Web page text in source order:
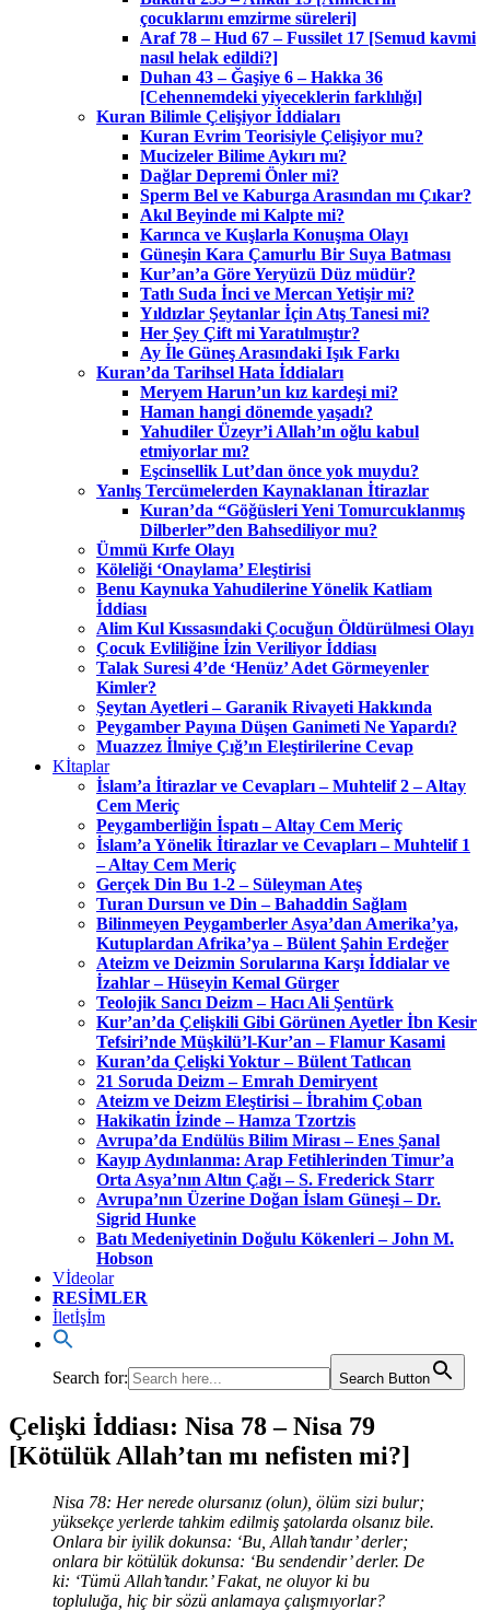
çocuklarını emzirme süreleri]
Araf 78 – Hud 67 – Fussilet 17 [Semud kavmi
nasıl helak edildi?]
Duhan 43 – Ğaşiye 6 – Hakka 36
[Cehennemdeki yiyeceklerin farklılığı]
Kuran Bilimle Çelişiyor İddiaları
Kuran Evrim Teorisiyle Çelişiyor mu?
Mucizeler Bilime Aykırı mı?
Dağlar Depremi Önler mi?
Sperm Bel ve Kaburga Arasından mı Çıkar?
Akıl Beyinde mi Kalpte mi?
Karınca ve Kuşlarla Konuşma Olayı
Güneşin Kara Çamurlu Bir Suya Batması
Kur’an’a Göre Yeryüzü Düz müdür?
Tatlı Suda İnci ve Mercan Yetişir mi?
Yıldızlar Şeytanlar İçin Atış Tanesi mi?
Her Şey Çift mi Yaratılmıştır?
Ay İle Güneş Arasındaki Işık Farkı
Kuran’da Tarihsel Hata İddiaları
Meryem Harun’un kız kardeşi mi?
Haman hangi dönemde yaşadı?
Yahudiler Üzeyr’i Allah’ın oğlu kabul
etmiyorlar mı?
Eşcinsellik Lut’dan önce yok muydu?
Yanlış Tercümelerden Kaynaklanan İtirazlar
Kuran’da “Göğüsleri Yeni Tomurcuklanmış
Dilberler”den Bahsediliyor mu?
Ümmü Kırfe Olayı
Köleliği ‘Onaylama’ Eleştirisi
Benu Kaynuka Yahudilerine Yönelik Katliam
İddiası
Alim Kul Kıssasındaki Çocuğun Öldürülmesi Olayı
Çocuk Evliliğine İzin Veriliyor İddiası
Talak Suresi 4’de ‘Henüz’ Adet Görmeyenler
Kimler?
Şeytan Ayetleri – Garanik Rivayeti Hakkında
Peygamber Payına Düşen Ganimeti Ne Yapardı?
Muazzez İlmiye Çığ’ın Eleştirilerine Cevap
Kİtaplar
İslam’a İtirazlar ve Cevapları – Muhtelif 2 – Altay
Cem Meriç
Peygamberliğin İspatı – Altay Cem Meriç
İslam’a Yönelik İtirazlar ve Cevapları – Muhtelif 1
– Altay Cem Meriç
Gerçek Din Bu 1-2 – Süleyman Ateş
Turan Dursun ve Din – Bahaddin Sağlam
Bilinmeyen Peygamberler Asya’dan Amerika’ya,
Kutuplardan Afrika’ya – Bülent Şahin Erdeğer
Ateizm ve Deizmin Sorularına Karşı İddialar ve
İzahlar – Hüseyin Kemal Gürger
Teolojik Sancı Deizm – Hacı Ali Şentürk
Kur’an’da Çelişkili Gibi Görünen Ayetler İbn Kesir
Tefsiri’nde Müşkilü’l-Kur’an – Flamur Kasami
Kuran’da Çelişki Yoktur – Bülent Tatlıcan
21 Soruda Deizm – Emrah Demiryent
Ateizm ve Deizm Eleştirisi – İbrahim Çoban
Hakikatin İzinde – Hamza Tzortzis
Avrupa’da Endülüs Bilim Mirası – Enes Şanal
Kayıp Aydınlanma: Arap Fetihlerinden Timur’a
Orta Asya’nın Altın Çağı – S. Frederick Starr
Avrupa’nın Üzerine Doğan İslam Güneşi – Dr.
Sigrid Hunke
Batı Medeniyetinin Doğulu Kökenleri – John M.
Hobson
Vİdeolar
RESİMLER
İletİşİm
Search for: Search Button
Çelişki İddiası: Nisa 78 – Nisa 79
[Kötülük Allah’tan mı nefisten mi?]
Nisa 78: Her nerede olursanız (olun), ölüm sizi bulur;
yüksekçe yerlerde tahkim edilmiş şatolarda olsanız bile.
Onlara bir iyilik dokunsa: ‘Bu, Allah’tandır’ derler;
onlara bir kötülük dokunsa: ‘Bu sendendir’ derler. De
ki: ‘Tümü Allah’tandır.’ Fakat, ne oluyor ki bu
topluluğa, hiç bir sözü anlamaya çalışmıyorlar?